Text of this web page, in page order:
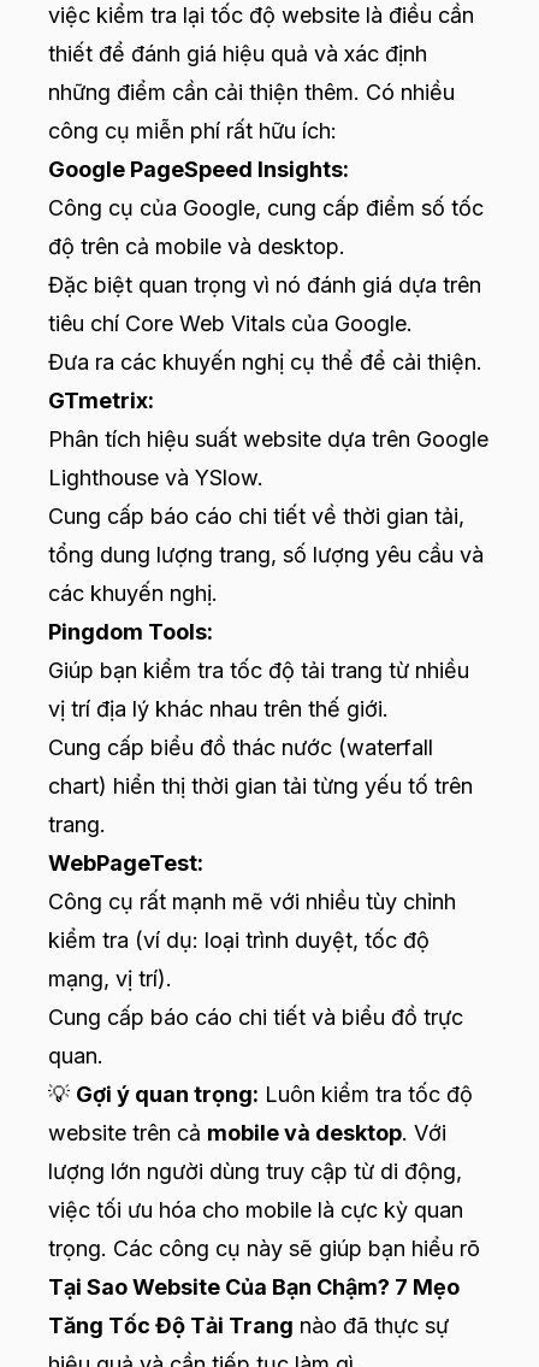
việc kiểm tra lại tốc độ website là điều cần
thiết để đánh giá hiệu quả và xác định
những điểm cần cải thiện thêm. Có nhiều
công cụ miễn phí rất hữu ích:
Google PageSpeed Insights:
Công cụ của Google, cung cấp điểm số tốc
độ trên cả mobile và desktop.
Đặc biệt quan trọng vì nó đánh giá dựa trên
tiêu chí Core Web Vitals của Google.
Đưa ra các khuyến nghị cụ thể để cải thiện.
GTmetrix:
Phân tích hiệu suất website dựa trên Google
Lighthouse và YSlow.
Cung cấp báo cáo chi tiết về thời gian tải,
tổng dung lượng trang, số lượng yêu cầu và
các khuyến nghị.
Pingdom Tools:
Giúp bạn kiểm tra tốc độ tải trang từ nhiều
vị trí địa lý khác nhau trên thế giới.
Cung cấp biểu đồ thác nước (waterfall
chart) hiển thị thời gian tải từng yếu tố trên
trang.
WebPageTest:
Công cụ rất mạnh mẽ với nhiều tùy chỉnh
kiểm tra (ví dụ: loại trình duyệt, tốc độ
mạng, vị trí).
Cung cấp báo cáo chi tiết và biểu đồ trực
quan.
💡 Gợi ý quan trọng: Luôn kiểm tra tốc độ
website trên cả mobile và desktop. Với
lượng lớn người dùng truy cập từ di động,
việc tối ưu hóa cho mobile là cực kỳ quan
trọng. Các công cụ này sẽ giúp bạn hiểu rõ
Tại Sao Website Của Bạn Chậm? 7 Mẹo
Tăng Tốc Độ Tải Trang nào đã thực sự